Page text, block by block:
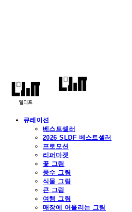
큐레이션
베스트셀러
2026 SLDF 베스트셀러
프로모션
리퍼마켓
꽃 그림
풍수 그림
식물 그림
큰 그림
여행 그림
매장에 어울리는 그림